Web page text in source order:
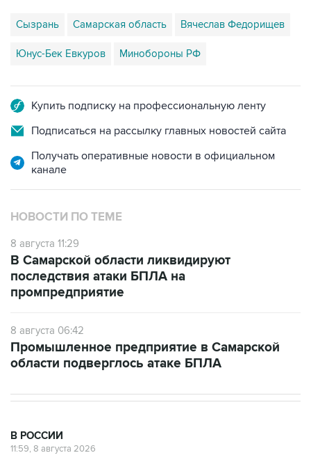
Сызрань Самарская область Вячеслав Федорищев
Юнус-Бек Евкуров Минобороны РФ
Купить подписку на профессиональную ленту
Подписаться на рассылку главных новостей сайта
Получать оперативные новости в официальном
канале
НОВОСТИ ПО ТЕМЕ
8 августа 11:29
В Самарской области ликвидируют
последствия атаки БПЛА на
промпредприятие
8 августа 06:42
Промышленное предприятие в Самарской
области подверглось атаке БПЛА
В РОССИИ
11:59, 8 августа 2026